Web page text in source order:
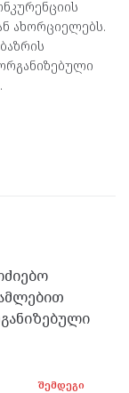
ახორციელებს.
ᲨᲔᲛᲓᲔᲒᲘ